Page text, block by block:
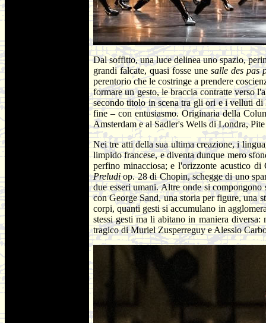
Dal soffitto, una luce delinea uno spazio,
grandi falcate, quasi fosse une salle des pas
perentorio che le costringe a prendere
formare un gesto, le braccia contratte verso
secondo titolo in scena tra gli ori e i velluti
fine – con entusiasmo. Originaria della
Amsterdam e al Sadler's Wells di Londra,
Nei tre atti della sua ultima creazione, i
limpido francese, e diventa dunque mero
perfino minacciosa; e l'orizzonte acustico
Preludiop. 28 di Chopin, schegge di uno
due esseri umani. Altre onde si
con George Sand, una storia per figure, una
corpi, quanti gesti si accumulano in
stessi gesti ma li abitano in maniera
tragico di Muriel Zusperreguy e Alessio